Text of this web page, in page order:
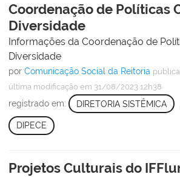
Coordenação de Políticas
Diversidade
Informações da Coordenação de
Diversidade
por Comunicação Social da Reitoria
última modificação em 31/08/2023 12h38
registrado em: DIRETORIA SISTÊMICA
DIPECE
Projetos Culturais do